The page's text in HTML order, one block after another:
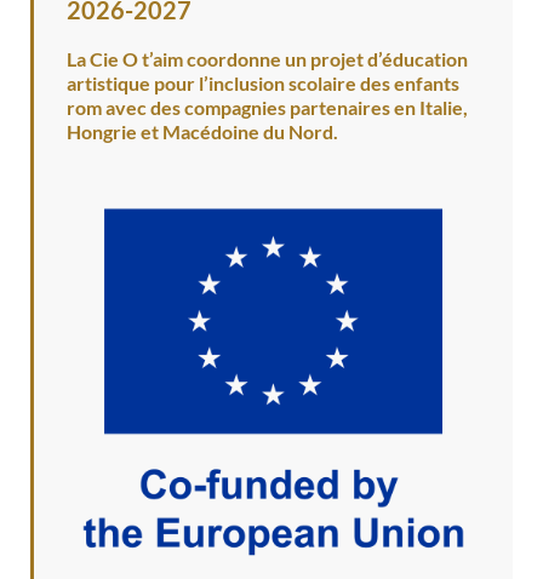
2026-2027
La Cie O t’aim coordonne un projet d’éducation
artistique pour l’inclusion scolaire des enfants
rom avec des compagnies partenaires en Italie,
Hongrie et Macédoine du Nord.